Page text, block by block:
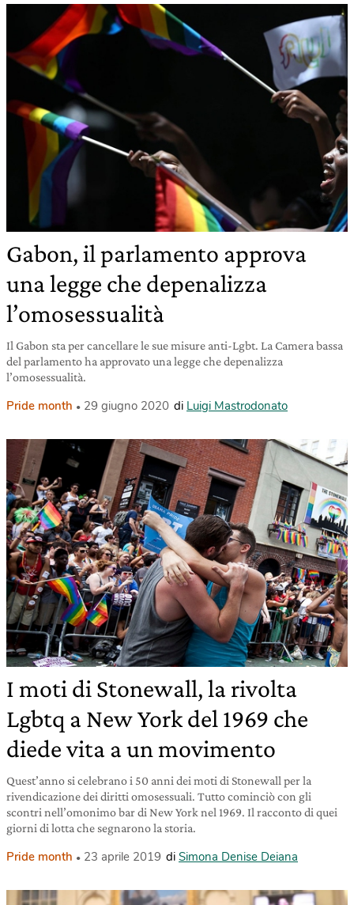
Gabon, il parlamento approva
una legge che depenalizza
l’omosessualità
Il Gabon sta per cancellare le sue misure anti-Lgbt. La Camera bassa
del parlamento ha approvato una legge che depenalizza
l’omosessualità.
Pride month 29 giugno 2020 di Luigi Mastrodonato
I moti di Stonewall, la rivolta
Lgbtq a New York del 1969 che
diede vita a un movimento
Quest’anno si celebrano i 50 anni dei moti di Stonewall per la
rivendicazione dei diritti omosessuali. Tutto cominciò con gli
scontri nell’omonimo bar di New York nel 1969. Il racconto di quei
giorni di lotta che segnarono la storia.
Pride month 23 aprile 2019 di Simona Denise Deiana